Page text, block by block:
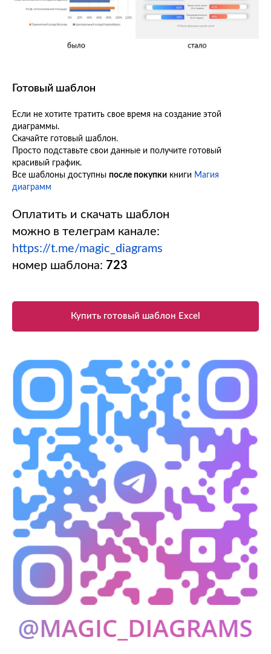
Готовый шаблон
Если не хотите тратить свое время на создание этой
диаграммы.
Скачайте готовый шаблон.
Просто подставьте свои данные и получите готовый
красивый график.
Все шаблоны доступны после покупки книги Магия
диаграмм
Оплатить и скачать шаблон
можно в телеграм канале:
https://t.me/magic_diagrams
номер шаблона: 723
Купить готовый шаблон Excel